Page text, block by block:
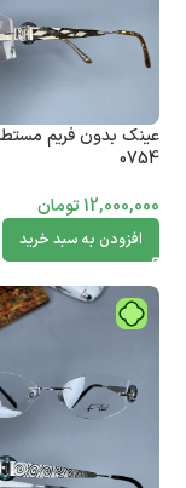
عینک بدون فریم
0754
12,000,000تومان
افزودن به سبد خرید